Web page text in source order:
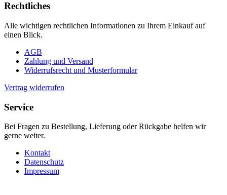
Rechtliches
Alle wichtigen rechtlichen Informationen zu Ihrem Einkauf auf
einen Blick.
AGB
Zahlung und Versand
Widerrufsrecht und Musterformular
Vertrag widerrufen
Service
Bei Fragen zu Bestellung, Lieferung oder Rückgabe helfen wir
gerne weiter.
Kontakt
Datenschutz
Impressum